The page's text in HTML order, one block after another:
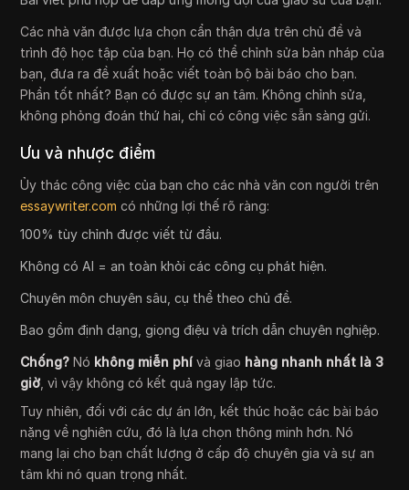
Các nhà văn được lựa chọn cẩn thận dựa trên chủ đề và
trình độ học tập của bạn. Họ có thể chỉnh sửa bản nháp của
bạn, đưa ra đề xuất hoặc viết toàn bộ bài báo cho bạn.
Phần tốt nhất? Bạn có được sự an tâm. Không chỉnh sửa,
không phỏng đoán thứ hai, chỉ có công việc sẵn sàng gửi.
Ưu và nhược điểm
Ủy thác công việc của bạn cho các nhà văn con người trên
essaywriter.com có những lợi thế rõ ràng:
100% tùy chỉnh được viết từ đầu.
Không có AI = an toàn khỏi các công cụ phát hiện.
Chuyên môn chuyên sâu, cụ thể theo chủ đề.
Bao gồm định dạng, giọng điệu và trích dẫn chuyên nghiệp.
Chống? Nó không miễn phívà giao hàng nhanh nhất là 3
giờ , vì vậy không có kết quả ngay lập tức.
Tuy nhiên, đối với các dự án lớn, kết thúc hoặc các bài báo
nặng về nghiên cứu, đó là lựa chọn thông minh hơn. Nó
mang lại cho bạn chất lượng ở cấp độ chuyên gia và sự an
tâm khi nó quan trọng nhất.